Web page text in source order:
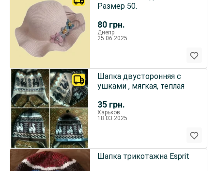
80 грн.
Размер 50.
Днепр
25.06.2025
35 грн.
Шапка двусторонняя с
ушками , мягкая, теплая
Харьков
18.03.2025
Шапка трикотажна Esprit